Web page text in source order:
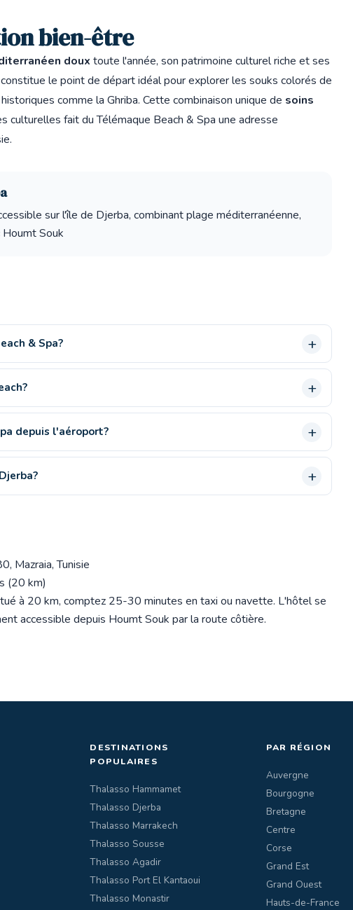
bien-être
doux toute l'année, son patrimoine culturel riche et ses
le point de départ idéal pour explorer les souks colorés de
comme la Ghriba. Cette combinaison unique de soins
culturelles fait du Télémaque Beach & Spa une adresse
sur l'île de Djerba, combinant plage méditerranéenne,
Souk
& Spa?
depuis l'aéroport?
Mazraia, Tunisie
(20 km)
à 20 km, comptez 25-30 minutes en taxi ou navette. L'hôtel se
accessible depuis Houmt Souk par la route côtière.
DESTINATIONS
POPULAIRES
Thalasso Hammamet
Thalasso Djerba
Thalasso Marrakech
Thalasso Sousse
Thalasso Agadir
Thalasso Port El Kantaoui
Thalasso Monastir
PAR RÉGION
Auvergne
Bourgogne
Bretagne
Centre
Corse
Grand Est
Grand Ouest
Hauts-de-France